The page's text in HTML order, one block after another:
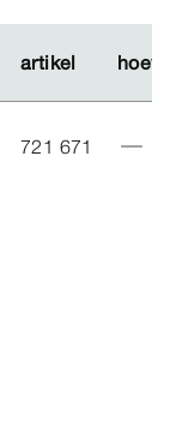
artikel
artikel
721 671